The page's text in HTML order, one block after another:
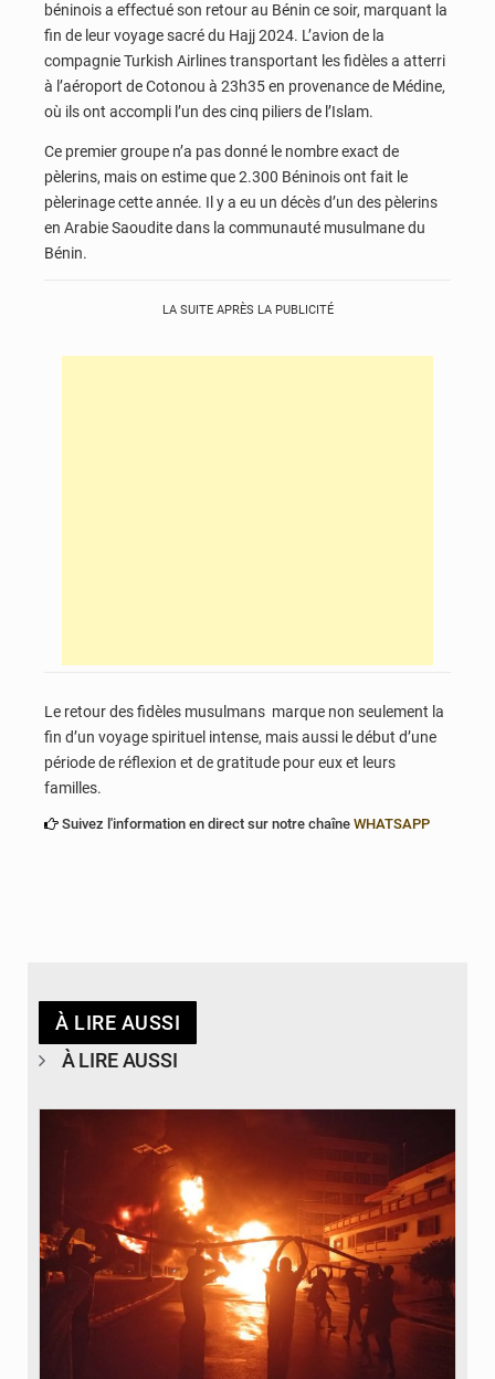
béninois a effectué son retour au Bénin ce soir, marquant la
fin de leur voyage sacré du Hajj 2024. L’avion de la
compagnie Turkish Airlines transportant les fidèles a atterri
à l’aéroport de Cotonou à 23h35 en provenance de Médine,
où ils ont accompli l’un des cinq piliers de l’Islam.
Ce premier groupe n’a pas donné le nombre exact de
pèlerins, mais on estime que 2.300 Béninois ont fait le
pèlerinage cette année. Il y a eu un décès d’un des pèlerins
en Arabie Saoudite dans la communauté musulmane du
Bénin.
LA SUITE APRÈS LA PUBLICITÉ
Le retour des fidèles musulmans marque non seulement la
fin d’un voyage spirituel intense, mais aussi le début d’une
période de réflexion et de gratitude pour eux et leurs
familles.
Suivez l'information en direct sur notre chaîne WHATSAPP
À LIRE AUSSI
À LIRE AUSSI